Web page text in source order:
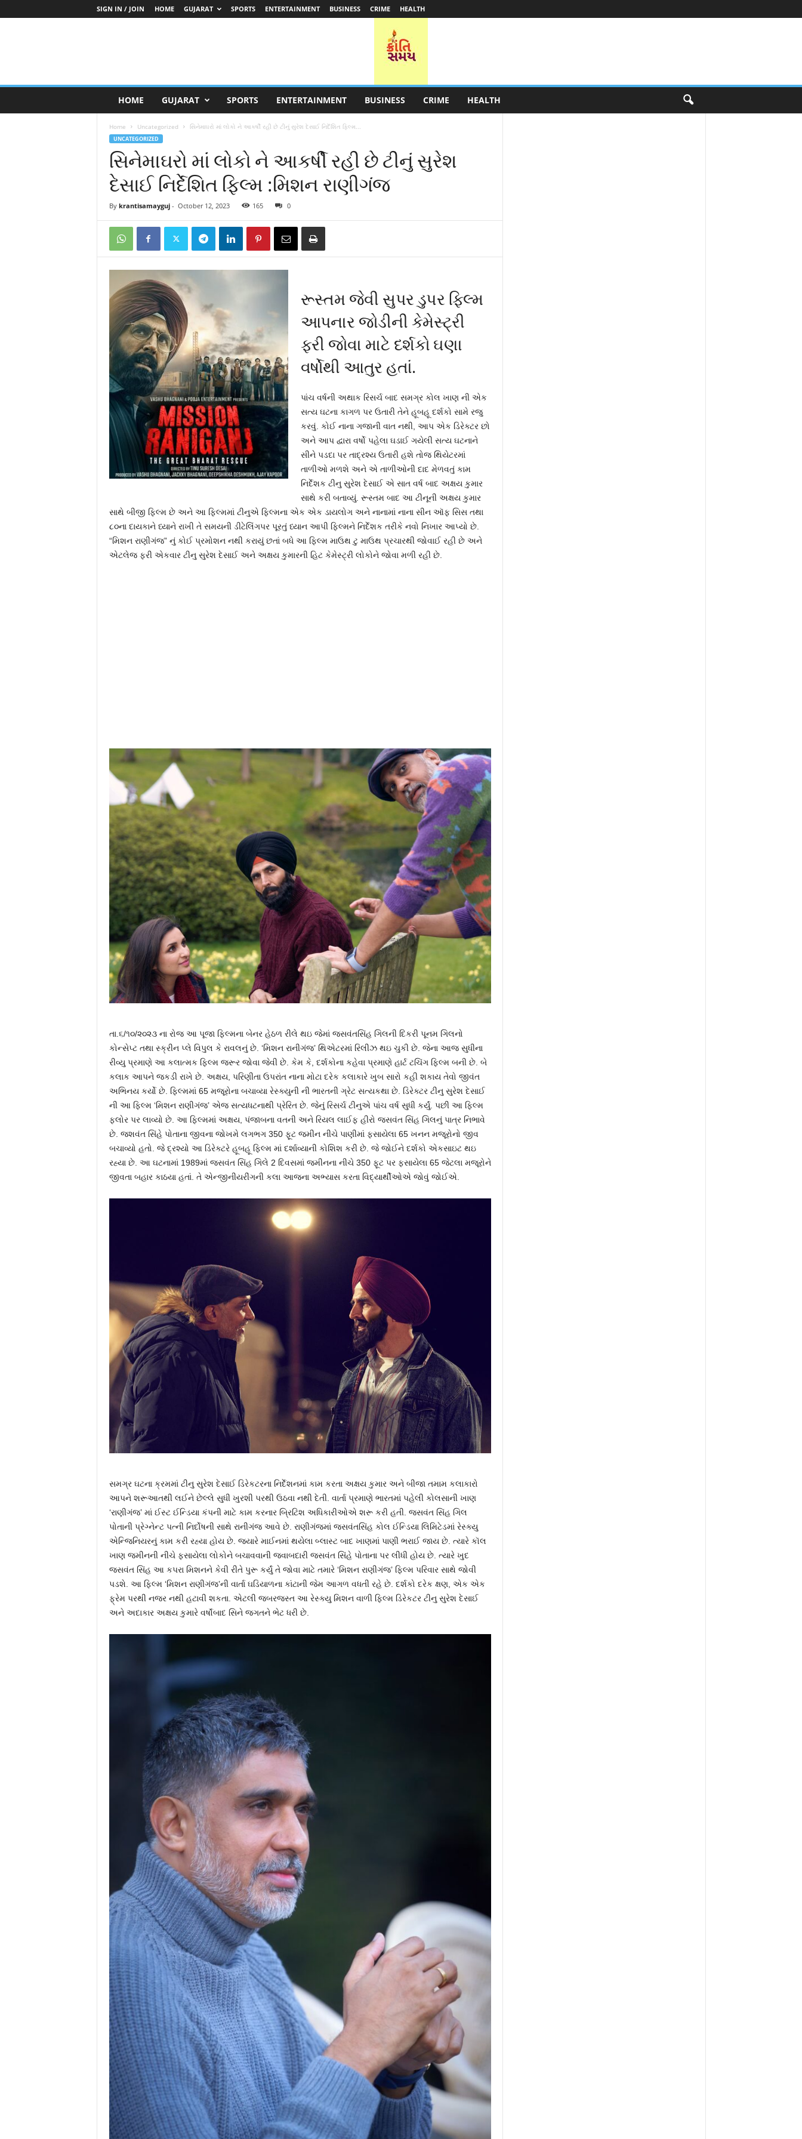
SIGN IN / JOIN HOME GUJARAT SPORTS ENTERTAINMENT BUSINESS CRIME HEALTH
a
HOME GUJARAT SPORTS ENTERTAINMENT BUSINESS CRIME HEALTH
Home Uncategorized સિનેમાઘરો માં લોકો ને આકર્ષી રહી છે ટીનું સુરેશ દેસાઈ નિર્દેશિત ફિલ્મ...
UNCATEGORIZED
સિનેમાઘરો માં લોકો ને આકર્ષી રહી છે ટીનું સુરેશ
દેસાઈ નિર્દેશિત ફિલ્મ :મિશન રાણીગંજ
By krantisamayguj- October 12, 2023 165 0
રૂસ્તમ જેવી સુપર ડુપર ફિલ્મ
આપનાર જોડીની કેમેસ્ટ્રી
ફરી જોવા માટે દર્શકો ઘણા
વર્ષોથી આતુર હતાં.
પાંચ વર્ષની અથાક રિસર્ચ બાદ સમગ્ર કોલ ખાણ ની એક
સત્ય ઘટના કાગળ પર ઉતારી તેને હૂબહૂ દર્શકો સામે રજુ
કરવું. કોઈ નાના ગજાની વાત નથી, આપ એક ડિરેક્ટર છો
અને આપ દ્વારા વર્ષો પહેલા ઘડાઈ ગયેલી સત્ય ઘટનાને
સીને પડદા પર તાદ્રશ્ય ઉતારી હશે તોજ થિયેટરમાં
તાળીઓ મળશે અને એ તાળીઓની દાદ મેળવતું કામ
નિર્દેશક ટીનુ સુરેશ દેસાઈ એ સાત વર્ષ બાદ અક્ષય કુમાર
સાથે કરી બતાવ્યું. રૂસ્તમ બાદ આ ટીનૂની અક્ષય કુમાર
સાથે બીજી ફિલ્મ છે અને આ ફિલ્મમાં ટીનુએ ફિલ્મના એક એક ડાયલોગ અને નાનામાં નાના સીન ઑફ સિસ તથા
૮૦ના દાયકાને ધ્યાને રાખી તે સમયની ડીટેલિંગપર પૂરતું ધ્યાન આપી ફિલ્મને નિર્દેશક તરીકે નવો નિખાર આપ્યો છે.
“મિશન રાણીગંજ” નું કોઈ પ્રમોશન નથી કરાયું છતાં બધે આ ફિલ્મ માઉથ ટુ માઉથ પ્રચારથી જોવાઈ રહી છે અને
એટલેજ ફરી એકવાર ટીનુ સુરેશ દેસાઈ અને અક્ષય કુમારની હિટ કેમેસ્ટ્રી લોકોને જોવા મળી રહી છે.
તા.૬/૧૦/૨૦૨૩ ના રોજ આ પૂજા ફિલ્મના બેનર હેઠળ રીલે થઇ જેમાં જસવંતસિંહ ગિલની દિકરી પૂનમ ગિલનો
કોન્સેપ્ટ તથા સ્ક્રીન પ્લે વિપુલ કે રાવલનું છે. ‘મિશન રાનીગંજ’ થિએટરમાં રિલીઝ થઇ ચુકી છે. જેના આજ સુધીના
રીવ્યુ પ્રમાણે આ કલાત્મક ફિલ્મ જરૂર જોવા જેવી છે. કેમ કે, દર્શકોના કહેવા પ્રમાણે હાર્ટ ટચિંગ ફિલ્મ બની છે. બે
કલાક આપને જકડી રાખે છે. અક્ષય, પરિણીતા ઉપરાંત નાના મોટા દરેક કલાકારે ખુબ સારો કહી શકાય તેવો જીવંત
અભિનય કર્યો છે. ફિલ્મમાં 65 મજૂરોના બચાવ્યા રેસ્ક્યુની ની ભારતની ગ્રેટ સત્યકથા છે. ડિરેક્ટર ટીનુ સુરેશ દેસાઈ
ની આ ફિલ્મ ‘મિશન રાણીગંજ’ એજ સત્યધટનાથી પ્રેરિત છે. જેનું રિસર્ચ ટીનુએ પાંચ વર્ષ સુધી કર્યું. પછી આ ફિલ્મ
ફ્લોર પર લાવ્યો છે. આ ફિલ્મમાં અક્ષય, પંજાબના વતની અને રિયલ લાઈફ હીરો જસવંત સિંહ ગિલનું પાત્ર નિભાવે
છે. જશવંત સિંહે પોતાના જીવના જોખમે લગભગ 350 ફૂટ જમીન નીચે પાણીમાં ફસાયેલા 65 ખનન મજૂરોનો જીવ
બચાવ્યો હતો. જે દ્રશ્યો આ ડિરેક્ટરે હૂબહૂ ફિલ્મ માં દર્શાવ્યાની કોશિશ કરી છે. જે જોઈને દર્શકો એકસાઇટ થઇ
રહ્યા છે. આ ઘટનામાં 1989માં જસવંત સિંહ ગિલે 2 દિવસમાં જમીનના નીચે 350 ફૂટ પર ફસાયેલા 65 જેટલા મજૂરોને
જીવતા બહાર કાઠયા હતાં. તે એન્જીનીયરીંગની કલા આજના અભ્યાસ કરતા વિદ્યાર્થીઓએ જોવું જોઈએ.
સમગ્ર ઘટના ક્રમમાં ટીનુ સુરેશ દેસાઈ ડિરેકટરના નિર્દેશનમાં કામ કરતા અક્ષય કુમાર અને બીજા તમામ કલાકારો
આપને શરૂઆતથી લઈને છેલ્લે સુધી ખુરશી પરથી ઉઠવા નથી દેતી. વાર્તા પ્રમાણે ભારતમાં પહેલી કોલસાની ખાણ
‘રાણીગંજ’ માં ઈસ્ટ ઈન્ડિયા કંપની માટે કામ કરનાર બ્રિટિશ અધિકારીઓએ શરૂ કરી હતી. જસવંત સિંહ ગિલ
પોતાની પ્રેગ્નેન્ટ પત્ની નિર્દોષની સાથે રાનીગંજ આવે છે. રાણીગંજમાં જસવંતસિંહ કોલ ઈન્ડિયા લિમિટેડમાં રેસ્ક્યુ
એન્જિનિયરનું કામ કરી રહ્યા હોય છે. જ્યારે માઈનમાં થયેલા બ્લાસ્ટ બાદ ખાણમાં પાણી ભરાઈ જાય છે. ત્યારે કૉલ
ખાણ જમીનની નીચે ફસાયેલા લોકોને બચાવવાની જવાબદારી જસવંત સિંહે પોતાના પર લીધી હોય છે. ત્યારે ખુદ
જસવંત સિંહ આ કપરા મિશનને કેવી રીતે પુરૂ કર્યું તે જોવા માટે તમારે ‘મિશન રાણીગંજ’ ફિલ્મ પરિવાર સાથે જોવી
પડશે. આ ફિલ્મ ‘મિશન રાણીગંજ’ની વાર્તા ઘડિયાળના કાંટાની જેમ આગળ વધતી રહે છે. દર્શકો દરેક ક્ષણ, એક એક
ફ્રેમ પરથી નજર નથી હટાવી શકતા. એટલી જબરજસ્ત આ રેસ્ક્યુ મિશન વાળી ફિલ્મ ડિરેકટર ટીનુ સુરેશ દેસાઈ
અને અદાકાર અક્ષય કુમારે વર્ષૉબાદ સિને જગતને ભેટ ધરી છે.